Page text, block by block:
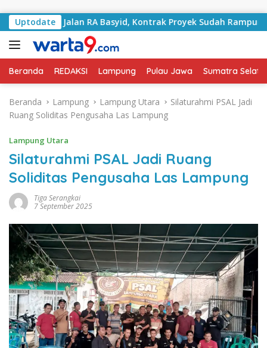
Uptodate
Jalan RA Basyid, Kontrak Proyek Sudah Rampung
Beranda REDAKSI Lampung Pulau Jawa Sumatra
Beranda Lampung Lampung Utara
Silaturahmi PSAL Jadi
Ruang Soliditas Pengusaha Las Lampung
Lampung Utara
Silaturahmi PSAL Jadi Ruang
Soliditas Pengusaha Las Lampung
Tiga Serangkai
7 September 2025